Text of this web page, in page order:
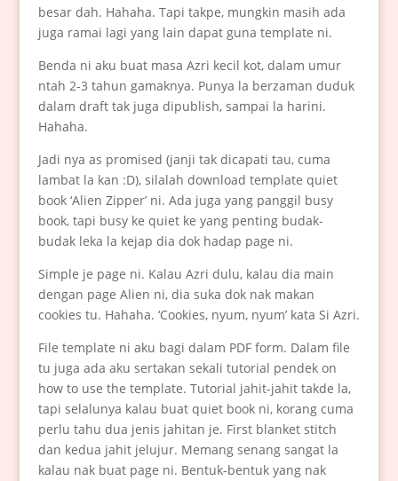
besar dah. Hahaha. Tapi takpe, mungkin masih ada
juga ramai lagi yang lain dapat guna template ni.
Benda ni aku buat masa Azri kecil kot, dalam umur
ntah 2-3 tahun gamaknya. Punya la berzaman duduk
dalam draft tak juga dipublish, sampai la harini.
Hahaha.
Jadi nya as promised (janji tak dicapati tau, cuma
lambat la kan :D), silalah download template quiet
book ‘Alien Zipper’ ni. Ada juga yang panggil busy
book, tapi busy ke quiet ke yang penting budak-
budak leka la kejap dia dok hadap page ni.
Simple je page ni. Kalau Azri dulu, kalau dia main
dengan page Alien ni, dia suka dok nak makan
cookies tu. Hahaha. ‘Cookies, nyum, nyum’ kata Si Azri.
File template ni aku bagi dalam PDF form. Dalam file
tu juga ada aku sertakan sekali tutorial pendek on
how to use the template. Tutorial jahit-jahit takde la,
tapi selalunya kalau buat quiet book ni, korang cuma
perlu tahu dua jenis jahitan je. First blanket stitch
dan kedua jahit jelujur. Memang senang sangat la
kalau nak buat page ni. Bentuk-bentuk yang nak